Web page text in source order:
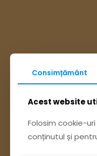
Ai
Consimțământ
Acest website
Folosim cookie-
conținutul și